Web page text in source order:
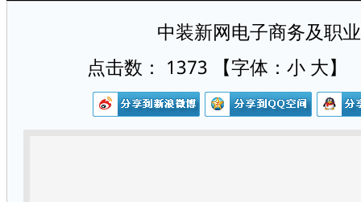
中装新网电子商务及职
点击数： 1373 【字体： 小 大】